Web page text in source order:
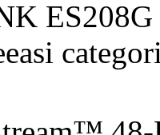
ES208G